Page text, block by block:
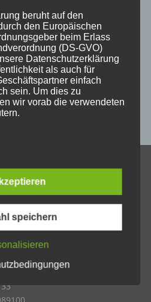
lasergravuren
schilder schilder aus holz
weihnachtsgeschenke
werbemittel
_horizontal
beruht auf den
den Europäischen
beim Erlass
(DS-GVO)
Datenschutzerklärung
als auch für
einfach
sein. Um dies zu
wir vorab die verwendeten
Begriffe:
Daten
sind alle Informationen,
oder identifizierbare
„betroffene
identifizierbar wird eine
die direkt oder
zu einer
speichern